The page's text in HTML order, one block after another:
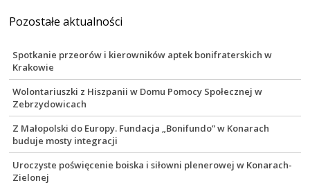
Pozostałe aktualności
Spotkanie przeorów i kierowników aptek bonifraterskich w
Krakowie
Wolontariuszki z Hiszpanii w Domu Pomocy Społecznej w
Zebrzydowicach
Z Małopolski do Europy. Fundacja „Bonifundo” w Konarach
buduje mosty integracji
Uroczyste poświęcenie boiska i siłowni plenerowej w Konarach-
Zielonej